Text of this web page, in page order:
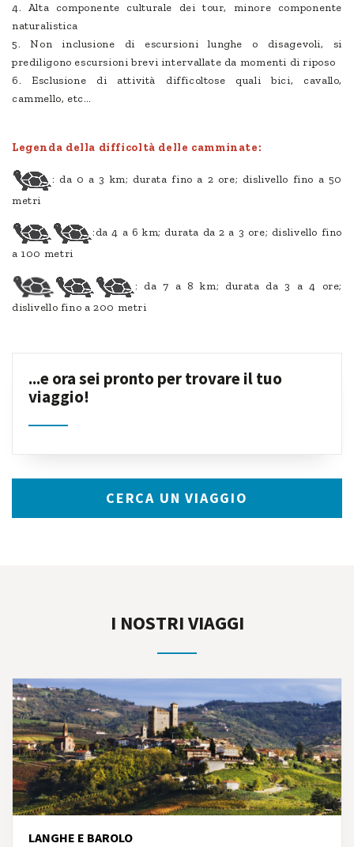
4. Alta componente culturale dei tour, minore componente
naturalistica
5. Non inclusione di escursioni lunghe o disagevoli, si
prediligono escursioni brevi intervallate da momenti di riposo
6. Esclusione di attività difficoltose quali bici, cavallo,
cammello, etc…
Legenda della difficoltà delle camminate:
: da 0 a 3 km; durata fino a 2 ore; dislivello fino a 50
metri
:da 4 a 6 km; durata da 2 a 3 ore; dislivello fino
a 100 metri
: da 7 a 8 km; durata da 3 a 4 ore;
dislivello fino a 200 metri
...e ora sei pronto per trovare il tuo
viaggio!
CERCA UN VIAGGIO
I NOSTRI VIAGGI
LANGHE E BAROLO